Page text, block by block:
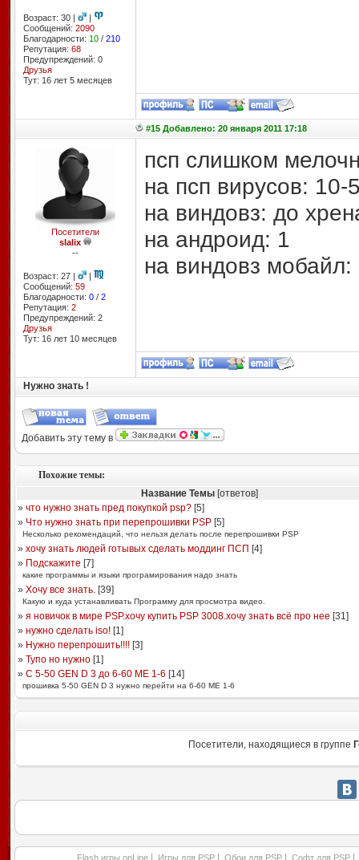
Возраст: 30 |
|
Сообщений: 2090
Благодарности: 10/ 210
Репутация: 68
Предупреждений: 0
Друзья
Тут: 16 лет 5 месяцев
#15 Добавлено: 20 января 2011 17:18
Посетители
slalix
--
Возраст: 27 |
|
Сообщений: 59
Благодарности: 0/ 2
Репутация: 2
Предупреждений: 2
Друзья
Тут: 16 лет 10 месяцев
псп слишком
на псп вирусов: 10-
на виндовз: до
на андроид: 1
на виндовз
Нужно знать !
Добавить эту тему в
Похожие темы:
Название Темы [ответов]
» что нужно знать пред покупкой psp?[5]
» Что нужно знать при перепрошивки PSP[5]
Несколько рекомендаций, что нельзя делать после перепрошивки PSP
» хочу знать людей готывых сделать моддинг ПСП [4]
» Подскажите [7]
какие программы и языки програмирования надо знать
» Хочу все знать.[39]
Какую и куда устанавливать Программу для просмотра видео.
» я новичок в мире PSP.хочу купить PSP 3008.хочу знать всё про нее [31]
» нужно сделать iso![1]
» Нужно перепрошить!!!![3]
» Тупо но нужно[1]
» C 5-50 GEN D 3 до 6-60 ME 1-6 [14]
прошивка 5-50 GEN D 3 нужно перейти на 6-60 ME 1-6
Посетители, находящиеся в группе
Flash игры onLine Игры для PSP Обои для PSP Софт для PSP